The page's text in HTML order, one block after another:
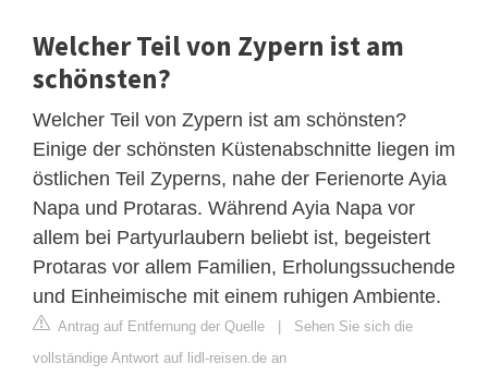
Welcher Teil von Zypern ist am
schönsten?
Welcher Teil von Zypern ist am schönsten?
Einige der schönsten Küstenabschnitte liegen im
östlichen Teil Zyperns, nahe der Ferienorte Ayia
Napa und Protaras. Während Ayia Napa vor
allem bei Partyurlaubern beliebt ist, begeistert
Protaras vor allem Familien, Erholungssuchende
und Einheimische mit einem ruhigen Ambiente.
Antrag auf Entfernung der Quelle | Sehen Sie sich die
vollständige Antwort auf lidl-reisen.de an